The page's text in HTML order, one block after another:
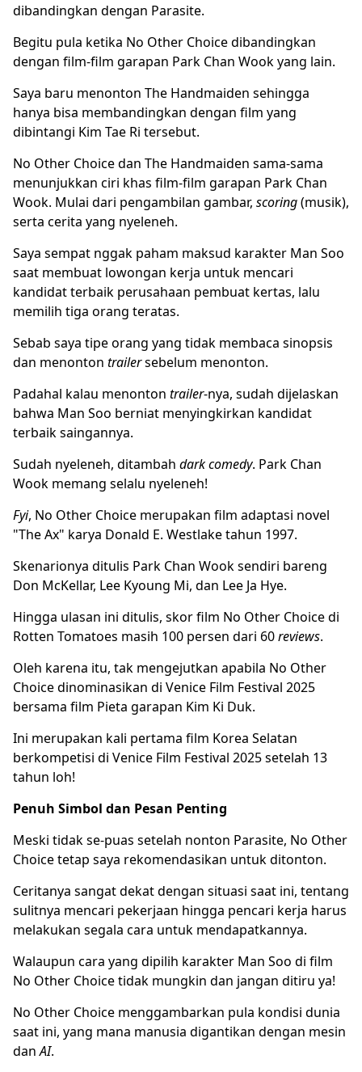
dibandingkan dengan Parasite.
Begitu pula ketika No Other Choice dibandingkan
dengan film-film garapan Park Chan Wook yang lain.
Saya baru menonton The Handmaiden sehingga
hanya bisa membandingkan dengan film yang
dibintangi Kim Tae Ri tersebut.
No Other Choice dan The Handmaiden sama-sama
menunjukkan ciri khas film-film garapan Park Chan
Wook. Mulai dari pengambilan gambar, scoring(musik),
serta cerita yang nyeleneh.
Saya sempat nggak paham maksud karakter Man Soo
saat membuat lowongan kerja untuk mencari
kandidat terbaik perusahaan pembuat kertas, lalu
memilih tiga orang teratas.
Sebab saya tipe orang yang tidak membaca sinopsis
dan menonton trailersebelum menonton.
Padahal kalau menonton trailer-nya, sudah dijelaskan
bahwa Man Soo berniat menyingkirkan kandidat
terbaik saingannya.
Sudah nyeleneh, ditambah dark comedy. Park Chan
Wook memang selalu nyeleneh!
Fyi, No Other Choice merupakan film adaptasi novel
"The Ax" karya Donald E. Westlake tahun 1997.
Skenarionya ditulis Park Chan Wook sendiri bareng
Don McKellar, Lee Kyoung Mi, dan Lee Ja Hye.
Hingga ulasan ini ditulis, skor film No Other Choice di
Rotten Tomatoes masih 100 persen dari 60reviews.
Oleh karena itu, tak mengejutkan apabila No Other
Choice dinominasikan di Venice Film Festival 2025
bersama film Pieta garapan Kim Ki Duk.
Ini merupakan kali pertama film Korea Selatan
berkompetisi di Venice Film Festival 2025 setelah 13
tahun loh!
Penuh Simbol dan Pesan Penting
Meski tidak se-puas setelah nonton Parasite, No Other
Choice tetap saya rekomendasikan untuk ditonton.
Ceritanya sangat dekat dengan situasi saat ini, tentang
sulitnya mencari pekerjaan hingga pencari kerja harus
melakukan segala cara untuk mendapatkannya.
Walaupun cara yang dipilih karakter Man Soo di film
No Other Choice tidak mungkin dan jangan ditiru ya!
No Other Choice menggambarkan pula kondisi dunia
saat ini, yang mana manusia digantikan dengan mesin
danAI.